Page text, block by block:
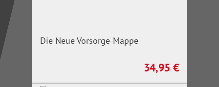
Die Neue Vorsorge-Mappe
Regulärer Preis:
34,95 €